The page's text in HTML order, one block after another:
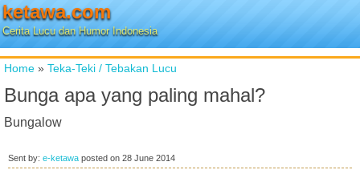
ketawa.com
Cerita Lucu dan Humor Indonesia
Home » Teka-Teki / Tebakan Lucu
Bunga apa yang paling mahal?
Bungalow
Sent by: e-ketawa posted on 28 June 2014